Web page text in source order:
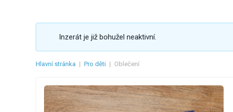
Inzerát je již bohužel neaktivní.
Hlavní stránka | Pro děti | Oblečení